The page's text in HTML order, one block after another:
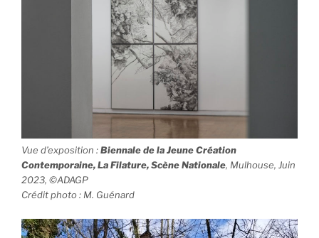
Vue d’exposition :Biennale de la Jeune Création
Contemporaine, La Filature, Scène Nationale, Mulhouse, Juin
2023, ©ADAGP
Crédit photo : M. Guénard